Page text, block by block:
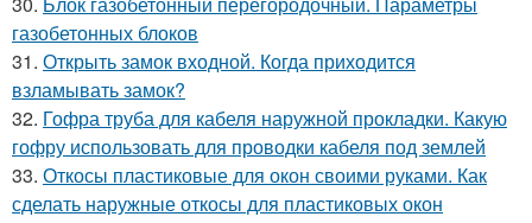
газобетонных блоков
31. Открыть замок входной. Когда приходится
взламывать замок?
32. Гофра труба для кабеля наружной прокладки. Какую
гофру использовать для проводки кабеля под землей
33. Откосы пластиковые для окон своими руками. Как
сделать наружные откосы для пластиковых окон